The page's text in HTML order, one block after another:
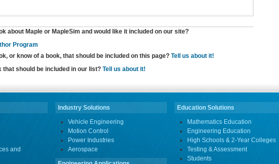
about Maple or MapleSim and would like it included on our site?
Program
or know of a book, that should be included on this page? Tell us about it!
that should be included in our list? Tell us about it!
and
Industry Solutions
Vehicle Engineering
Motion Control
Power Industries
Aerospace
Education Solutions
Mathematics Education
Engineering Education
High Schools & 2-Year Colleges
Testing & Assessment
Students